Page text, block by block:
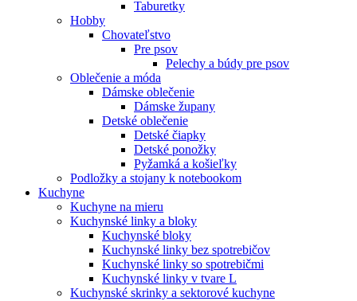
Taburetky
Hobby
Chovateľstvo
Pre psov
Pelechy a búdy pre psov
Oblečenie a móda
Dámske oblečenie
Dámske župany
Detské oblečenie
Detské čiapky
Detské ponožky
Pyžamká a košieľky
Podložky a stojany k notebookom
Kuchyne
Kuchyne na mieru
Kuchynské linky a bloky
Kuchynské bloky
Kuchynské linky bez spotrebičov
Kuchynské linky so spotrebičmi
Kuchynské linky v tvare L
Kuchynské skrinky a sektorové kuchyne